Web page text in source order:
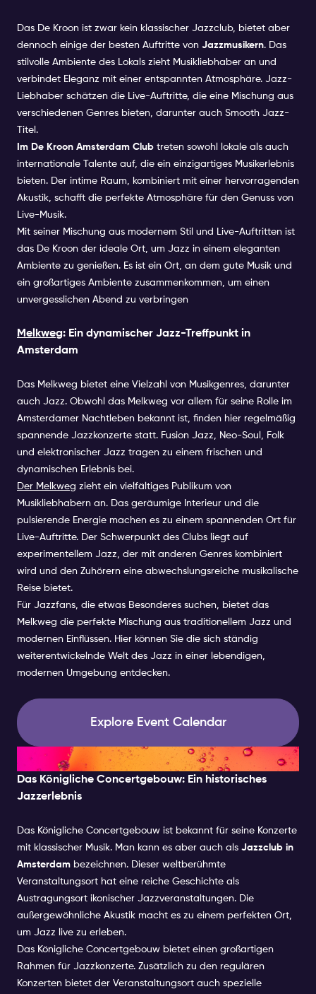
Das De Kroon ist zwar kein klassischer Jazzclub, bietet aber
dennoch einige der besten Auftritte von Jazzmusikern. Das
stilvolle Ambiente des Lokals zieht Musikliebhaber an und
verbindet Eleganz mit einer entspannten Atmosphäre. Jazz-
Liebhaber schätzen die Live-Auftritte, die eine Mischung aus
verschiedenen Genres bieten, darunter auch Smooth Jazz-
Titel.
Im De Kroon Amsterdam Club treten sowohl lokale als auch
internationale Talente auf, die ein einzigartiges Musikerlebnis
bieten. Der intime Raum, kombiniert mit einer hervorragenden
Akustik, schafft die perfekte Atmosphäre für den Genuss von
Live-Musik.
Mit seiner Mischung aus modernem Stil und Live-Auftritten ist
das De Kroon der ideale Ort, um Jazz in einem eleganten
Ambiente zu genießen. Es ist ein Ort, an dem gute Musik und
ein großartiges Ambiente zusammenkommen, um einen
unvergesslichen Abend zu verbringen
Melkweg: Ein dynamischer Jazz-Treffpunkt in
Amsterdam
Das Melkweg bietet eine Vielzahl von Musikgenres, darunter
auch Jazz. Obwohl das Melkweg vor allem für seine Rolle im
Amsterdamer Nachtleben bekannt ist, finden hier regelmäßig
spannende Jazzkonzerte statt. Fusion Jazz, Neo-Soul, Folk
und elektronischer Jazz tragen zu einem frischen und
dynamischen Erlebnis bei.
Der Melkweg zieht ein vielfältiges Publikum von
Musikliebhabern an. Das geräumige Interieur und die
pulsierende Energie machen es zu einem spannenden Ort für
Live-Auftritte. Der Schwerpunkt des Clubs liegt auf
experimentellem Jazz, der mit anderen Genres kombiniert
wird und den Zuhörern eine abwechslungsreiche musikalische
Reise bietet.
Für Jazzfans, die etwas Besonderes suchen, bietet das
Melkweg die perfekte Mischung aus traditionellem Jazz und
modernen Einflüssen. Hier können Sie die sich ständig
weiterentwickelnde Welt des Jazz in einer lebendigen,
modernen Umgebung entdecken.
Explore Event Calendar
Ein historisches Jazzerlebnis
Das Königliche Concertgebouw: Ein historisches
Jazzerlebnis
Das Königliche Concertgebouw ist bekannt für seine Konzerte
mit klassischer Musik. Man kann es aber auch als Jazzclub in
Amsterdam bezeichnen. Dieser weltberühmte
Veranstaltungsort hat eine reiche Geschichte als
Austragungsort ikonischer Jazzveranstaltungen. Die
außergewöhnliche Akustik macht es zu einem perfekten Ort,
um Jazz live zu erleben.
Das Königliche Concertgebouw bietet einen großartigen
Rahmen für Jazzkonzerte. Zusätzlich zu den regulären
Konzerten bietet der Veranstaltungsort auch spezielle